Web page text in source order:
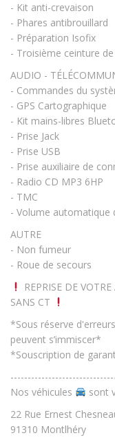
- Kit anti-crevaison
- Phares antibrouillard
- Préparation Isofix
- Troisième ceinture
AUDIO -
- Commandes du
- GPS Cartographique
- Kit mains-libres
- Prise Jack
- Prise USB
- Prise auxiliaire de
- Radio CD MP3 6HP
- TMC
- Volume automatique
AUTRE
- Non fumeur
- Roue de secours
REPRISE DE
SANS CT
*Sous réserve
peuvent s’immiscer*
*Souscription de
Nos véhicules
sont
22 Rue Ernest
91310 Montlhéry